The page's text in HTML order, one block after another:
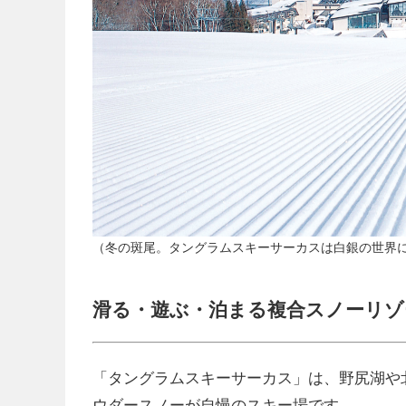
（冬の斑尾。タングラムスキーサーカスは白銀の世界
滑る・遊ぶ・泊まる複合スノーリ
「タングラムスキーサーカス」は、野尻湖